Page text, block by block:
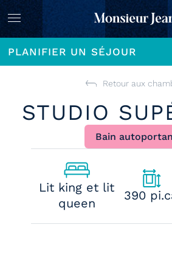
PLANIFIER UN SÉJOUR
Retour aux
STUDIO
Bain
Lit king et lit
queen
390